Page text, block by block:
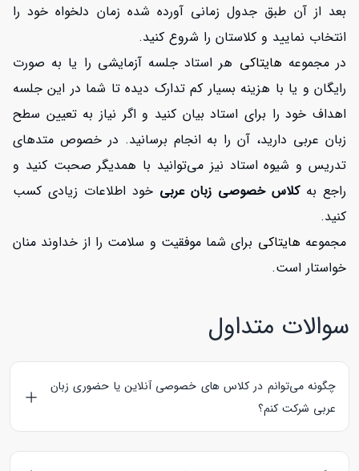
بعد از آن طبق جدول زمانی آورده شده زمان دلخواه خود را
انتخاب نمایید و کلاستان را شروع کنید.
در مجموعه هایتاکی هر استاد جلسه آزمایشی را یا به صورت
رایگان و یا با هزینه بسیار کم تدارک دیده تا شما در این جلسه
اهداف خود را برای استاد بیان کنید و اگر نیاز به تعیین سطح
زبان عربی دارید، آن را به انجام برسانید. در خصوص متدهای
تدریس و شیوه استاد نیز می‌توانید با همدیگر صحبت کنید و
راجع بهکلاس خصوصی زبان عربیخود اطلاعات زیادی کسب
کنید.
مجموعه هایتاکی برای شما موفقیت و سلامت را از خداوند منان
خواستار است.
سوالات متداول
چگونه می‌توانم در کلاس های خصوصی آنلاین یا حضوری زبان
عربی شرکت کنم؟
شما می‌توانید در همین صفحه از بین استادهای عربی، مدرس مورد